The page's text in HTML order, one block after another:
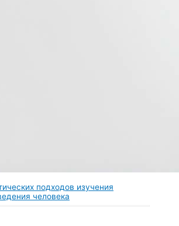
подходов изучения
человека